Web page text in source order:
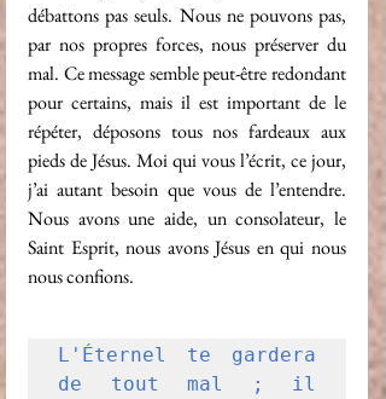
débattons pas seuls. Nous ne pouvons pas,
par nos propres forces, nous préserver du
mal. Ce message semble peut-être redondant
pour certains, mais il est important de le
répéter, déposons tous nos fardeaux aux
pieds de Jésus. Moi qui vous l’écrit, ce jour,
j’ai autant besoin que vous de l’entendre.
Nous avons une aide, un consolateur, le
Saint Esprit, nous avons Jésus en qui nous
nous confions.
L'Éternel te gardera
de tout mal ; il